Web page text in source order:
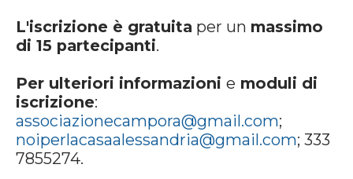
L'iscrizione è gratuita per un massimo
di 15 partecipanti.
Per ulteriori informazioni e moduli di
iscrizione:
associazionecampora@gmail.com;
noiperlacasaalessandria@gmail.com; 333
7855274.